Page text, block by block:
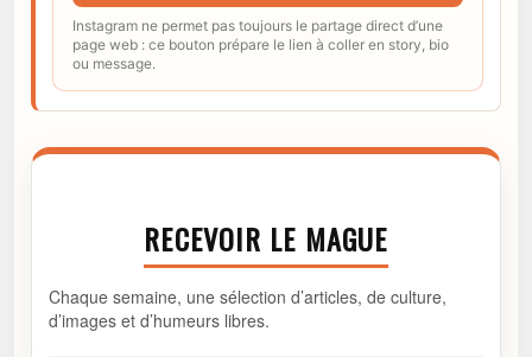
Instagram ne permet pas toujours le partage direct d’une
page web : ce bouton prépare le lien à coller en story, bio
ou message.
RECEVOIR LE MAGUE
Chaque semaine, une sélection d’articles, de culture,
d’images et d’humeurs libres.